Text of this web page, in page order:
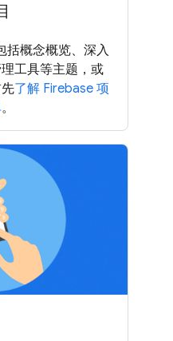
括概念概览、深入
工具等主题，或
了解 Firebase 项
。